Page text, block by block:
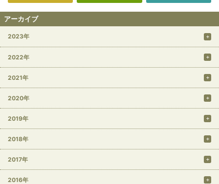
アーカイブ
2023年
2022年
2021年
2020年
2019年
2018年
2017年
2016年